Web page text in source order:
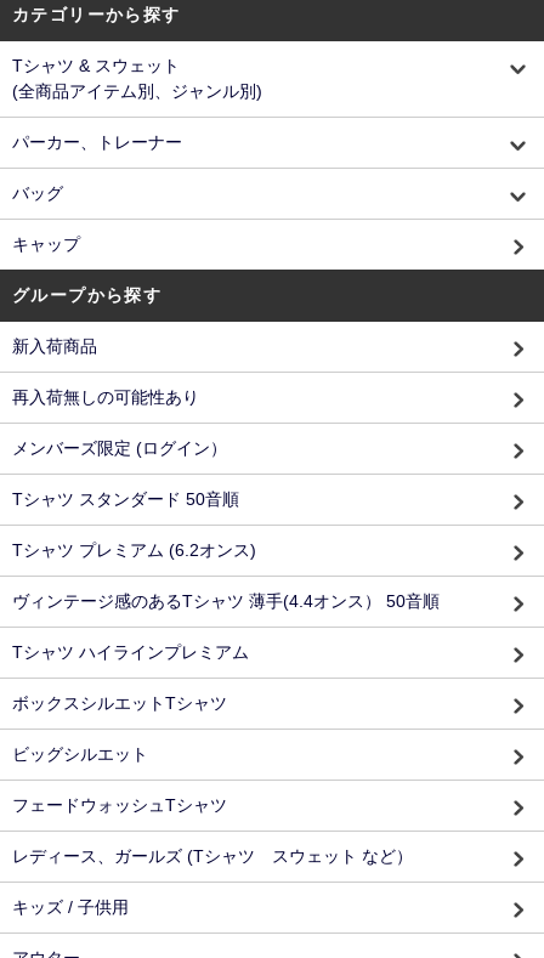
カテゴリーから探す
Tシャツ & スウェット
(全商品アイテム別、ジャンル別)
パーカー、トレーナー
バッグ
キャップ
グループから探す
新入荷商品
再入荷無しの可能性あり
メンバーズ限定 (ログイン）
Tシャツ スタンダード 50音順
Tシャツ プレミアム (6.2オンス)
ヴィンテージ感のあるTシャツ 薄手(4.4オンス） 50音順
Tシャツ ハイラインプレミアム
ボックスシルエットTシャツ
ビッグシルエット
フェードウォッシュTシャツ
レディース、ガールズ (Tシャツ スウェット など）
キッズ / 子供用